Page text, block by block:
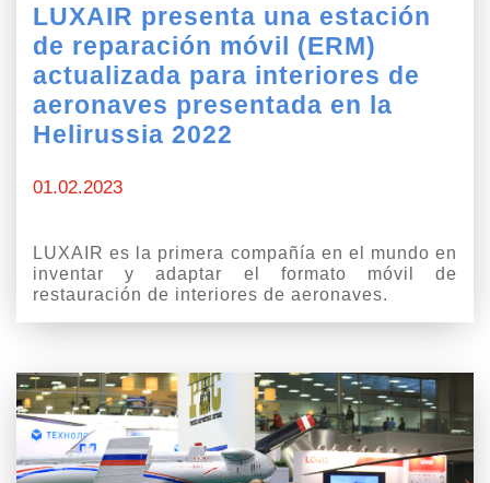
LUXAIR presenta una estación
de reparación móvil (ERM)
actualizada para interiores de
aeronaves presentada en la
Helirussia 2022
01.02.2023
LUXAIR es la primera compañía en el mundo en
inventar y adaptar el formato móvil de
restauración de interiores de aeronaves.